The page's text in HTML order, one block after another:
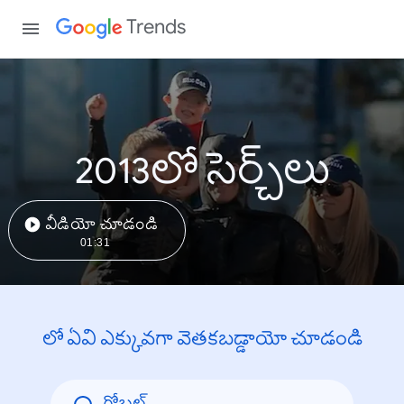
Trends
2013లో సెర్చ్‌లు
వీడియో చూడండి
01:31
లో ఏవి ఎక్కువగా వెతకబడ్డాయో చూడండి